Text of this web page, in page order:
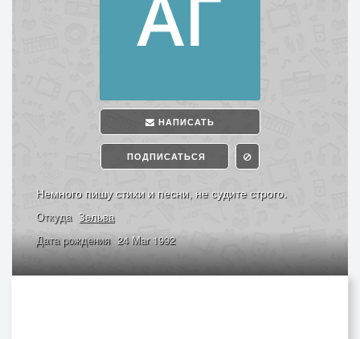
НАПИСАТЬ
ПОДПИСАТЬСЯ
Немного пишу стихи и песни, не судите строго.
Откуда Зельва
Дата рождения 24 Mar 1992